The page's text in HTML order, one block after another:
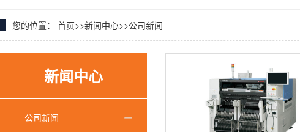
您的位置： 首页>>新闻中心>>公司新闻
新闻中心
公司新闻